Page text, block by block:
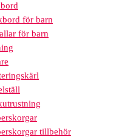
för barn
för barn
tillbehör